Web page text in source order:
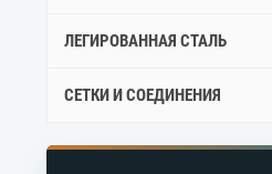
ЛЕГИРОВАННАЯ СТАЛЬ
СЕТКИ И СОЕДИНЕНИЯ